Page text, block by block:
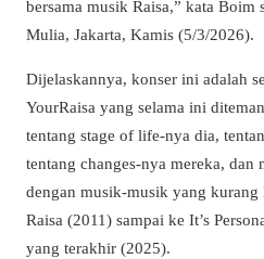
bersama musik Raisa,” kata Boim
Mulia, Jakarta, Kamis (5/3/2026).
Dijelaskannya, konser ini adalah
YourRaisa yang selama ini
tentang stage of life-nya dia,
tentang changes-nya mereka, dan
dengan musik-musik yang
Raisa (2011) sampai ke It’s
yang terakhir (2025).